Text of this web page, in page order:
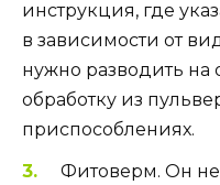
инструкция, где
в зависимости от
нужно разводить на
обработку из
приспособлениях.
Фитоверм. Он не